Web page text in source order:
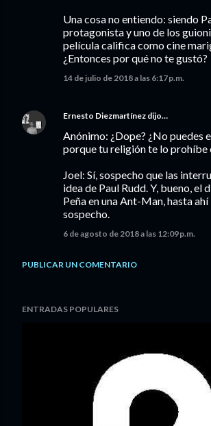
Una cosa no entiendo: siendo
protagonista y uno de los
película califica como cine
¿Entonces por qué no te gustó?
14 de julio de 2018 a las 6:17 p.m.
Ernesto Diezmartínez dijo…
Anónimo: ¿Dope? ¿No puedes
porque tu religión te lo prohíbe
Joel: Sí, sospecho que las
idea de Paul Rudd. Y, bueno, el
Peña en una Ant-Man, hasta ahí
sospecho.
6 de agosto de 2018 a las 12:09 p.m.
PUBLICAR UN COMENTARIO
ENTRADAS POPULARES